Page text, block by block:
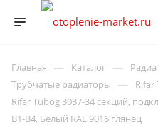
Главная — Каталог —
Трубчатые радиаторы — Rifar
Rifar Tubog 3037-34 секций,
B1-B4, Белый RAL 9016 глянец